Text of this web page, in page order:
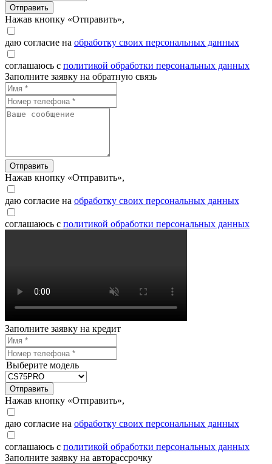
Отправить
Нажав кнопку «Отправить»,
даю согласие на обработку своих персональных данных
соглашаюсь с политикой обработки персональных данных
Заполните заявку на обратную связь
Отправить
Нажав кнопку «Отправить»,
даю согласие на обработку своих персональных данных
соглашаюсь с политикой обработки персональных данных
Заполните заявку на кредит
Выберите модель
Отправить
Нажав кнопку «Отправить»,
даю согласие на обработку своих персональных данных
соглашаюсь с политикой обработки персональных данных
Заполните заявку на авторассрочку